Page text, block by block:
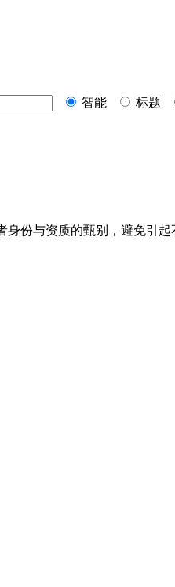
智能
标题
份与资质的甄别，避免引起